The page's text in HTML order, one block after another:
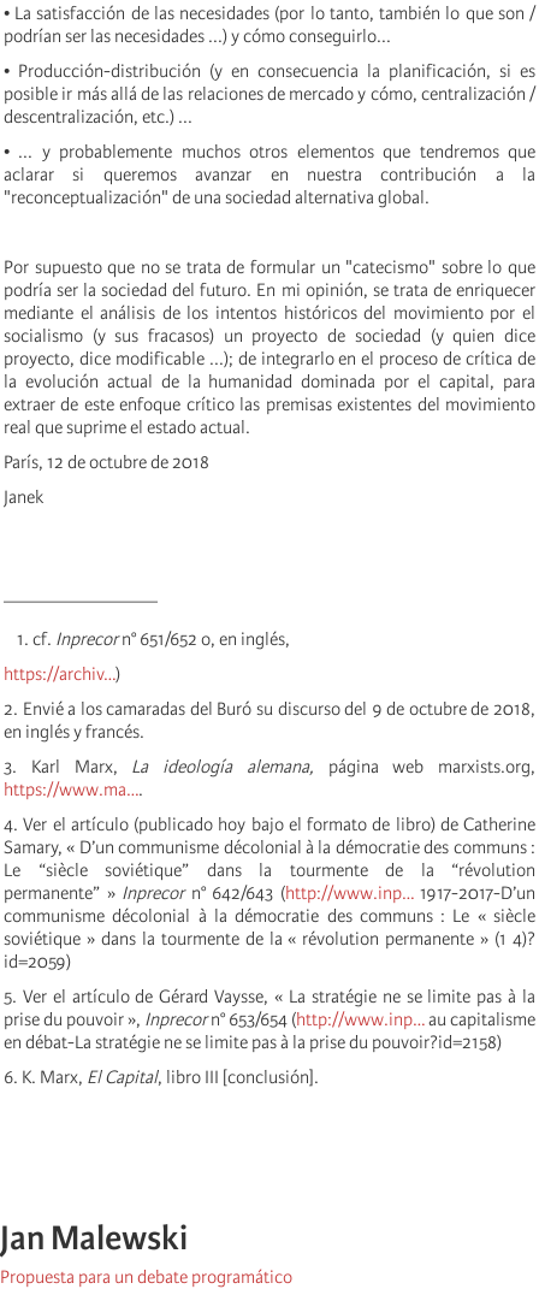
• La satisfacción de las necesidades (por lo tanto, también lo que son /
podrían ser las necesidades ...) y cómo conseguirlo...
• Producción-distribución (y en consecuencia la planificación, si es
posible ir más allá de las relaciones de mercado y cómo, centralización /
descentralización, etc.) ...
• ... y probablemente muchos otros elementos que tendremos que
aclarar si queremos avanzar en nuestra contribución a la
"reconceptualización" de una sociedad alternativa global.
Por supuesto que no se trata de formular un "catecismo" sobre lo que
podría ser la sociedad del futuro. En mi opinión, se trata de enriquecer
mediante el análisis de los intentos históricos del movimiento por el
socialismo (y sus fracasos) un proyecto de sociedad (y quien dice
proyecto, dice modificable ...); de integrarlo en el proceso de crítica de
la evolución actual de la humanidad dominada por el capital, para
extraer de este enfoque crítico las premisas existentes del movimiento
real que suprime el estado actual.
París, 12 de octubre de 2018
Janek
————————
cf. Inprecorn° 651/652 o, en inglés,
https://archiv…)
2. Envié a los camaradas del Buró su discurso del 9 de octubre de 2018,
en inglés y francés.
3. Karl Marx, La ideología alemana, página web marxists.org,
https://www.ma….
4. Ver el artículo (publicado hoy bajo el formato de libro) de Catherine
Samary, « D’un communisme décolonial à la démocratie des communs :
Le “siècle soviétique” dans la tourmente de la “révolution
permanente” » Inprecorn° 642/643 (http://www.inp…1917-2017-D’un
communisme décolonial à la démocratie des communs : Le « siècle
soviétique » dans la tourmente de la « révolution permanente » (1 4)?
id=2059)
5. Ver el artículo de Gérard Vaysse, « La stratégie ne se limite pas à la
prise du pouvoir », Inprecorn° 653/654 (http://www.inp…au capitalisme
en débat-La stratégie ne se limite pas à la prise du pouvoir?id=2158)
6. K. Marx, El Capital, libro III [conclusión].
Jan Malewski
Propuesta para un debate programático